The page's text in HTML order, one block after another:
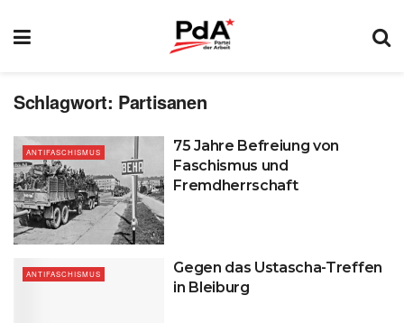
Schlagwort: Partisanen
ANTIFASCHISMUS
75 Jahre Befreiung von
Faschismus und
Fremdherrschaft
ANTIFASCHISMUS
Gegen das Ustascha-Treffen
in Bleiburg